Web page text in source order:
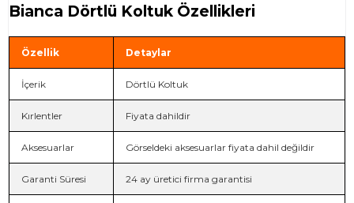
Bianca Dörtlü Koltuk Özellikleri
Özellik Detaylar
İçerik Dörtlü Koltuk
Kırlentler Fiyata dahildir
Aksesuarlar Görseldeki aksesuarlar fiyata dahil değildir
Garanti Süresi 24 ay üretici firma garantisi